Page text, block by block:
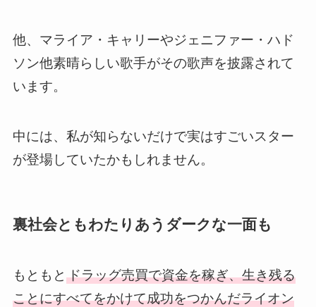
他、マライア・キャリーやジェニファー・ハド
ソン他素晴らしい歌手がその歌声を披露されて
います。
中には、私が知らないだけで実はすごいスター
が登場していたかもしれません。
裏社会ともわたりあうダークな一面も
もともと ドラッグ売買で資金を稼ぎ、生き残る
ことにすべてをかけて成功をつかんだライオン